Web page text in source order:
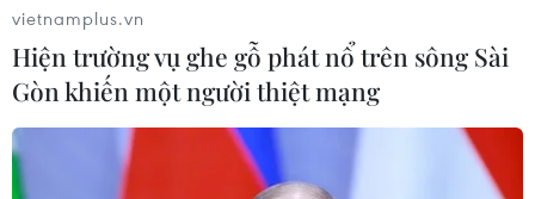
vietnamplus.vn
Hiện trường vụ ghe gỗ phát nổ trên sông Sài
Gòn khiến một người thiệt mạng